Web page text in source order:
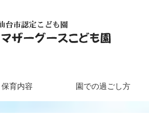
保育内容 園での過ごし方